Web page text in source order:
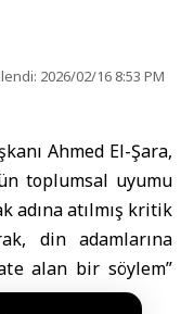
2026/02/16 8:53 PM
Ahmed El-Şara,
toplumsal uyumu
adına atılmış kritik
din adamlarına
alan bir söylem”